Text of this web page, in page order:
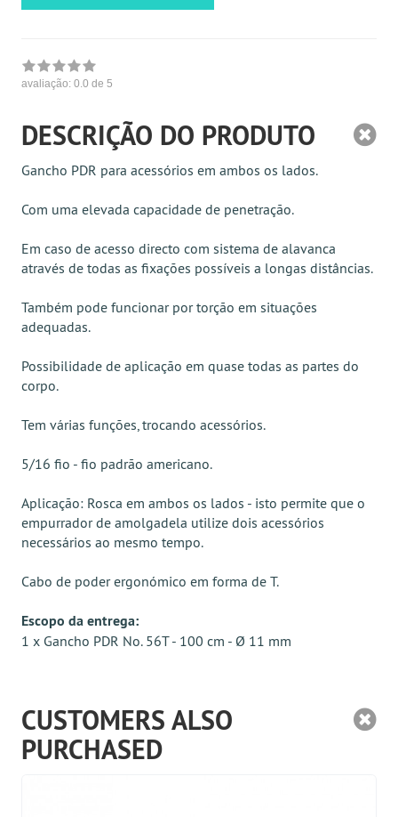
avaliação: 0.0 de 5
DESCRIÇÃO DO PRODUTO
Gancho PDR para acessórios em ambos os lados.
Com uma elevada capacidade de penetração.
Em caso de acesso directo com sistema de alavanca
através de todas as fixações possíveis a longas distâncias.
Também pode funcionar por torção em situações
adequadas.
Possibilidade de aplicação em quase todas as partes do
corpo.
Tem várias funções, trocando acessórios.
5/16 fio - fio padrão americano.
Aplicação: Rosca em ambos os lados - isto permite que o
empurrador de amolgadela utilize dois acessórios
necessários ao mesmo tempo.
Cabo de poder ergonómico em forma de T.
Escopo da entrega:
1 x Gancho PDR No. 56T - 100 cm - Ø 11 mm
CUSTOMERS ALSO
PURCHASED